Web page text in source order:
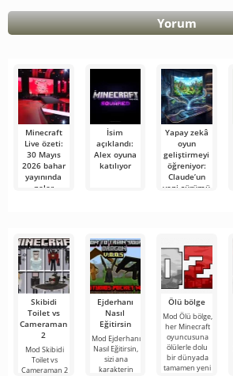
Yorum
Minecraft
Live özeti:
30 Mayıs
2026 bahar
yayınında
neler
İsim
açıklandı:
Alex oyuna
katılıyor
Yapay zekâ
oyun
geliştirmeyi
öğreniyor:
Claude’un
yeni sürümü
üretti
Skibidi
Toilet vs
Cameraman
2
Mod Skibidi
Toilet vs
Cameraman 2
Ejderhanı
Nasıl
Eğitirsin
Mod Ejderhanı
Nasıl Eğitirsin,
sizi ana
karakterin
Ölü bölge
Mod Ölü bölge,
her Minecraft
oyuncusuna
ölülerle dolu
bir dünyada
tamamen yeni